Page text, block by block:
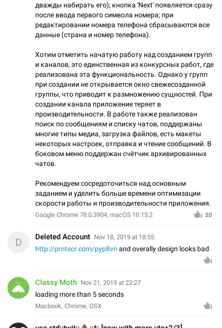
дважды набирать его); кнопка 'Next' появляется сразу
после ввода первого символа номера; при
редактировании номера телефона сбрасываются все
данные (страна и номер телефона).
Хотим отметить начатую работу над созданием групп
и каналов, это единственная из конкурсных работ, где
реализована эта функциональность. Однако у групп
при создании не открывается окно свежесозданной
группы, что приводит к размножению сущностей. При
создании канала приложение теряет в
производительности. В работе также реализован
поиск по сообщениям и списку чатов, поддержаны
многие типы медиа, загрузка файлов, есть макеты
некоторых настроек, отправка и чтение сообщений. В
боковом меню поддержан счётчик архивированных
чатов.
Рекомендуем сосредоточиться над основным
заданием и уделить больше времени оптимизации
скорости работы и производительности приложения.
Google Chrome 78.0.3904, macOS 10.15.2 20
D Deleted Account Nov 18, 2019 at 18:55
http://prntscr.com/pyp8vn and overally design looks bad
Classy Moth Nov 21, 2019 at 22:27
loading more than 5 seconds
Macbook, Chrome, OSX